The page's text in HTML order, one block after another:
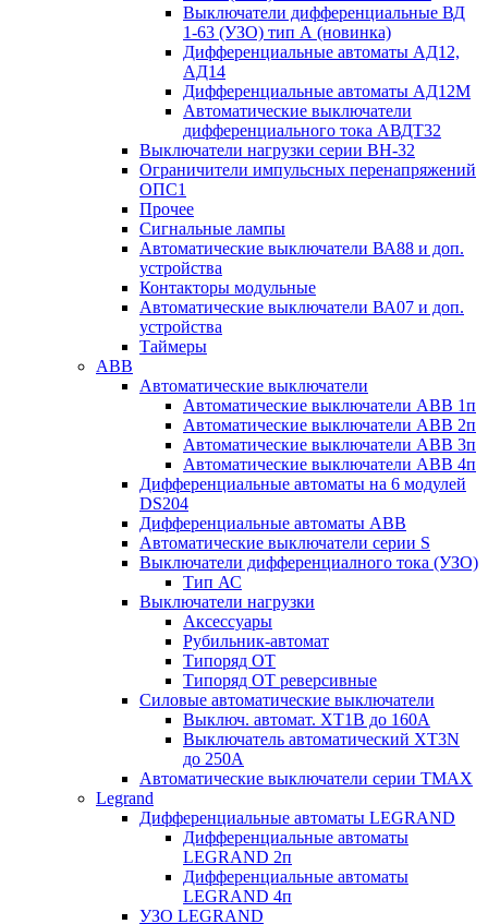
Выключатели дифференциальные ВД
1-63 (УЗО) тип А (новинка)
Дифференциальные автоматы АД12,
АД14
Дифференциальные автоматы АД12М
Автоматические выключатели
дифференциального тока АВДТ32
Выключатели нагрузки серии ВН-32
Ограничители импульсных перенапряжений
ОПС1
Прочее
Сигнальные лампы
Автоматические выключатели ВА88 и доп.
устройства
Контакторы модульные
Автоматические выключатели ВА07 и доп.
устройства
Таймеры
ABB
Автоматические выключатели
Автоматические выключатели АВВ 1п
Автоматические выключатели АВВ 2п
Автоматические выключатели АВВ 3п
Автоматические выключатели АВВ 4п
Дифференциальные автоматы на 6 модулей
DS204
Дифференциальные автоматы АВВ
Автоматические выключатели серии S
Выключатели дифференциалного тока (УЗО)
Тип АС
Выключатели нагрузки
Аксессуары
Рубильник-автомат
Типоряд ОТ
Типоряд ОТ реверсивные
Силовые автоматические выключатели
Выключ. автомат. XT1В до 160А
Выключатель автоматический XT3N
до 250А
Автоматические выключатели серии ТМАХ
Legrand
Дифференциальные автоматы LEGRAND
Дифференциальные автоматы
LEGRAND 2п
Дифференциальные автоматы
LEGRAND 4п
УЗО LEGRAND